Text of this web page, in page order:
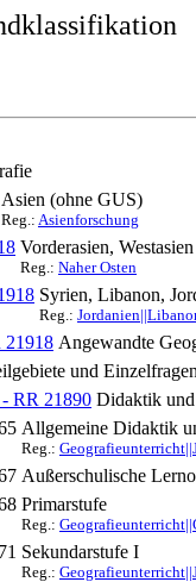
Asien (ohne GUS)
Reg.: Asienforschung
Vorderasien,
Reg.: Naher Osten
Syrien, Libanon,
Reg.:
21918 Angewandte
und Einzelfragen
RR 21890 Didaktik
Allgemeine Didaktik
Reg.:
Außerschulische
Primarstufe
Reg.:
Sekundarstufe I
Reg.: